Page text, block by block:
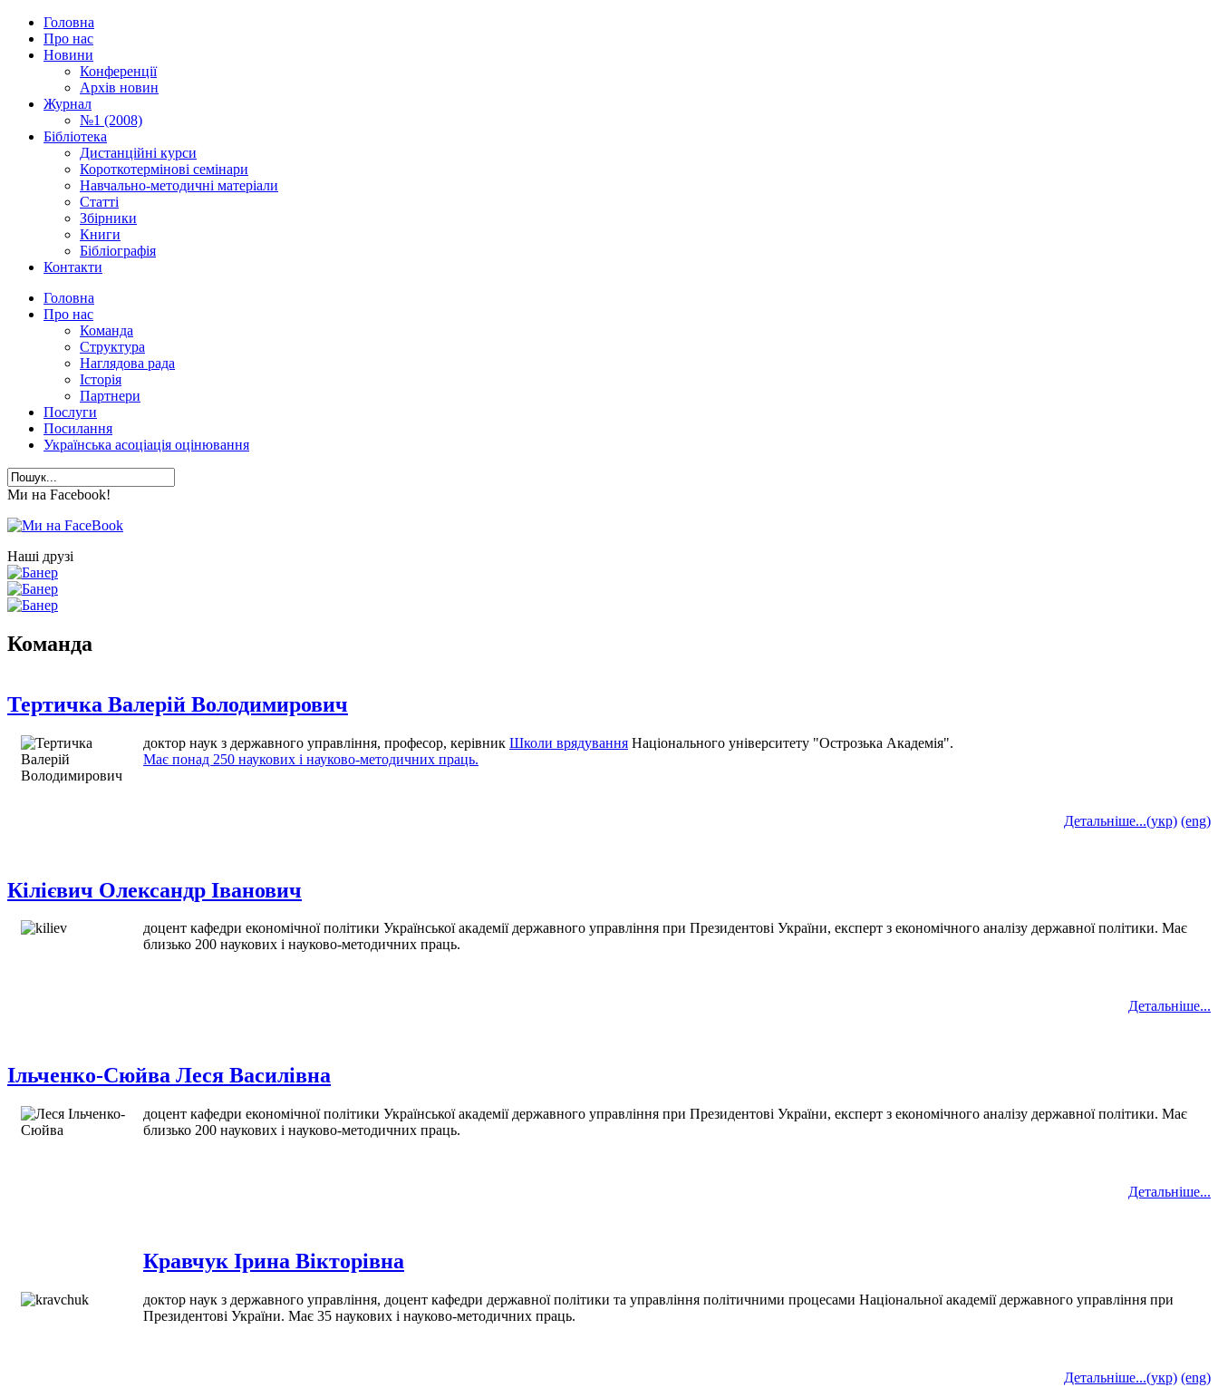
Головна
Про нас
Новини
Конференції
Архів новин
Журнал
№1 (2008)
Бібліотека
Дистанційні курси
Короткотермінові семінари
Навчально-методичні матеріали
Статті
Збірники
Книги
Бібліографія
Контакти
Головна
Про нас
Команда
Структура
Наглядова рада
Історія
Партнери
Послуги
Посилання
Українська асоціація оцінювання
Ми на Facebook!
Наші друзі
Команда
Тертичка Валерій Володимирович
доктор наук з державного управління, професор, керівник Школи врядування Національного університету "Острозька Академія".
Має понад 250 наукових і науково-методичних праць.
Детальніше...(укр) (eng)
Кілієвич Олександр Іванович
доцент кафедри економічної політики Української академії державного управління при Президентові України, експерт з економічного аналізу державної політики. Має
близько 200 наукових і науково-методичних праць.
Детальніше...
Ільченко-Сюйва Леся Василівна
доцент кафедри економічної політики Української академії державного управління при Президентові України, експерт з економічного аналізу державної політики. Має
близько 200 наукових і науково-методичних праць.
Детальніше...
Кравчук Ірина Вікторівна
доктор наук з державного управління, доцент кафедри державної політики та управління політичними процесами Національної академії державного управління при
Президентові України. Має 35 наукових і науково-методичних праць.
Детальніше...(укр) (eng)